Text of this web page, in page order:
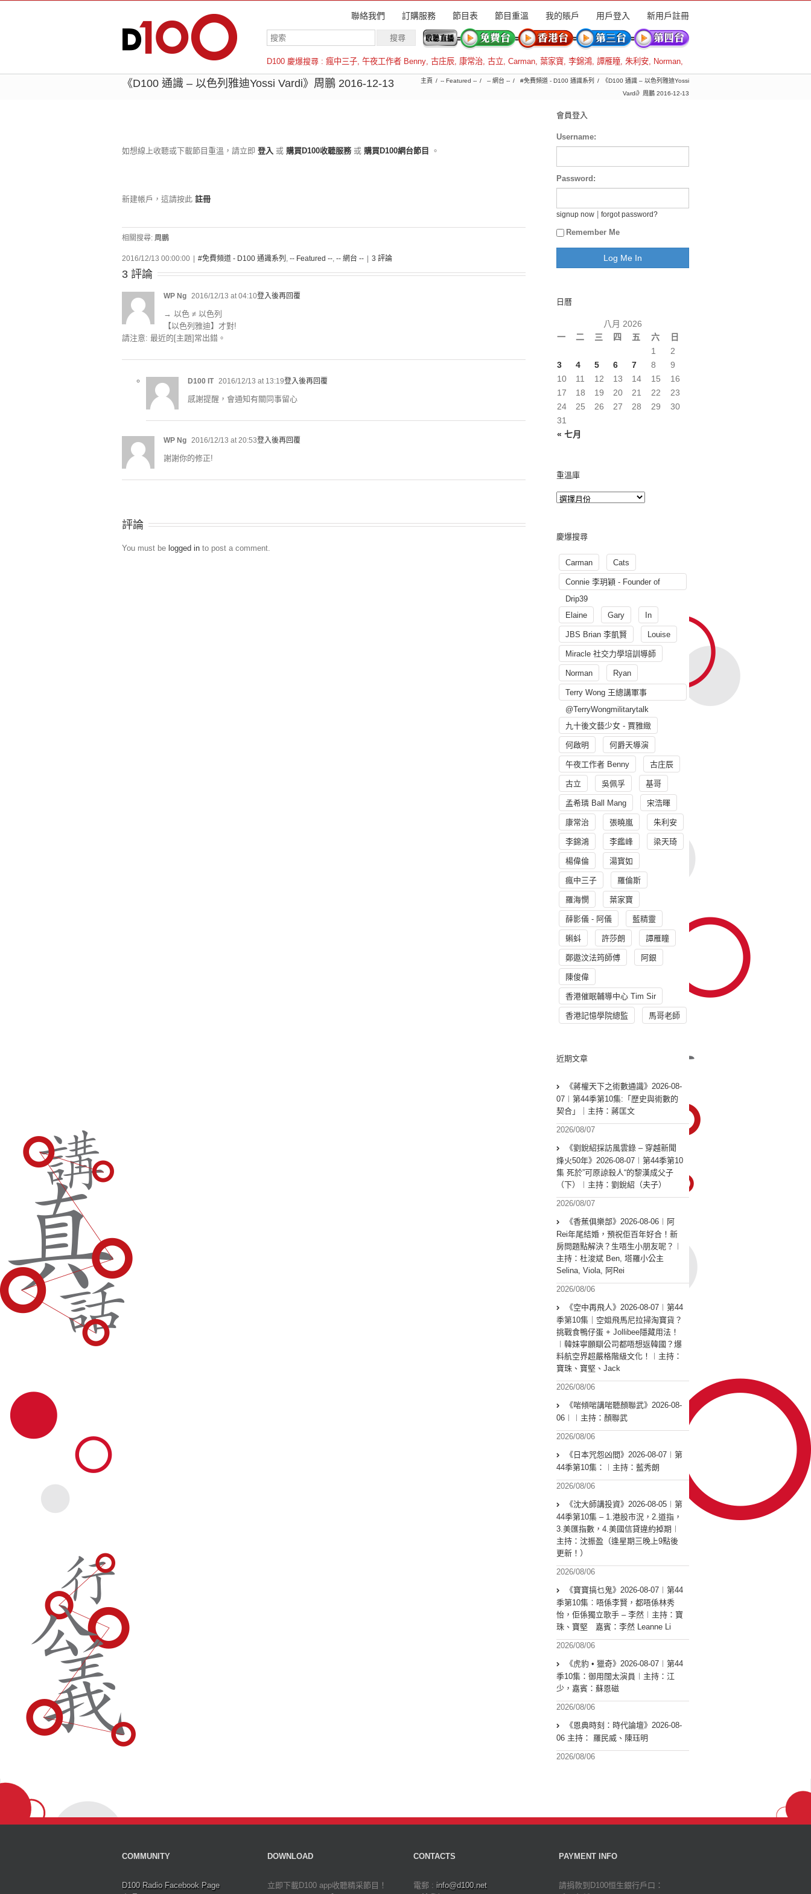
聯絡我們 訂購服務 節目表 節目重溫 我的賬戶 用戶登入 新用戶註冊
D100 慶爆搜尋 : 瘋中三子, 午夜工作者 Benny, 古庄辰, 康常治, 古立, Carman, 葉家寶, 李錦鴻, 譚雁瞳, 朱利安, Norman,
羅倫斯
《D100 通識 – 以色列雅迪Yossi Vardi》周鵬 2016-12-13 主頁 -- Featured -- -- 網台 -- #免費頻道 - D100 通識系列
《D100 通識 – 以色列雅迪Yossi
Vardi》周鵬 2016-12-13
如想線上收聽或下載節目重溫，請立即 登入 或 購買D100收聽服務 或 購買D100網台節目 。
新建帳戶，這請按此 註冊
相關搜尋: 周鵬
2016/12/13 00:00:00 #免費頻道 - D100 通識系列 , -- Featured --, -- 網台 -- 3 評論
3 評論
WP Ng 2016/12/13 at 04:10登入後再回覆
→ 以色 ≠ 以色列
【以色列雅迪】才對!
請注意: 最近的[主題]常出錯。
D100 IT 2016/12/13 at 13:19登入後再回覆
感謝提醒，會通知有關同事留心
WP Ng 2016/12/13 at 20:53登入後再回覆
謝謝你的修正!
評論
You must be logged in to post a comment.
會員登入
Username:
Password:
signup now forgot password?
Remember Me
日曆
八月 2026
一
二 三 四 五 六 日
« 七月
1
2
3
4 5 6 7 8
9
10
11 12 13 14 15
16
17
18 19 20 21 22
23
24
25 26 27 28 29
30
31
重溫庫
慶爆搜尋
Carman Cats
Connie 李玥穎 - Founder of
Drip39
Elaine
Gary In
JBS Brian 李凱賢 Louise
Miracle 社交力學培訓導師
Norman Ryan
Terry Wong 王總講軍事
@TerryWongmilitarytalk
九十後文藝少女 - 賈雅緻
何啟明 何爵天導演
午夜工作者 Benny 古庄辰
古立 吳佩孚 基哥
孟希璘 Ball Mang 宋浩暉
康常治 張曉嵐 朱利安
李錦鴻 李鑑峰 梁天琦
楊偉倫 湯寳如
瘋中三子 羅倫斯
羅海憫 葉家寶
薛影儀 - 阿儀 藍精靈
蝌蚪 許莎朗 譚雁瞳
鄭遨汶法筠師傅 阿銀
陳俊偉
香港催眠輔導中心 Tim Sir
香港記憶學院總監 馬哥老師
近期文章
《蔣權天下之術數通識》2026-08-
07︱第44季第10集:「歴史與術數的
契合」｜主持：蔣匡文
2026/08/07
《劉銳紹採訪風雲錄 – 穿越新聞
烽火50年》2026-08-07︱第44季第10
集 死於”可原諒殺人“的黎漢成父子
（下）︱主持：劉銳紹（夫子）
2026/08/07
《香蕉俱樂部》2026-08-06︱阿
Rei年尾結婚，預祝佢百年好合！新
房問題點解決？生唔生小朋友呢？︱
主持：杜浚斌 Ben, 塔羅小公主
Selina, Viola, 阿Rei
2026/08/06
《空中再飛人》2026-08-07︱第44
季第10集｜空姐飛馬尼拉掃淘寶貨？
挑戰食鴨仔蛋 + Jollibee隱藏用法！
︱韓妹寧願瞓公司都唔想返韓國？爆
料航空界超嚴格階級文化！︱主持：
寶珠、寶堅、Jack
2026/08/06
《啱傾啱講啱聽顏聯武》2026-08-
06︱︱主持：顏聯武
2026/08/06
《日本咒怨凶間》2026-08-07︱第
44季第10集：︱主持：藍秀朗
2026/08/06
《沈大師講投資》2026-08-05︱第
44季第10集 – 1.港股市況，2.道指，
3.美匯指數，4.美國信貸違約掉期︱
主持：沈振盈（逢星期三晚上9點後
更新！）
2026/08/06
《寶寶搞乜鬼》2026-08-07︱第44
季第10集︰唔係李賢，都唔係林秀
怡，佢係獨立歌手 – 李然︱主持：寶
珠、寶堅 嘉賓：李然 Leanne Li
2026/08/06
《虎豹 • 獵奇》2026-08-07︱第44
季10集：御用闊太演員︱主持：江
少，嘉賓：蘇恩磁
2026/08/06
《恩典時刻：時代論壇》2026-08-
06 主持： 羅民威、陳珏明
2026/08/06
COMMUNITY
D100 Radio Facebook Page
DOWNLOAD
立即下載D100 app收聽精采節目！
CONTACTS
電郵 : info@d100.net
PAYMENT INFO
請捐款到D100恒生銀行戶口：